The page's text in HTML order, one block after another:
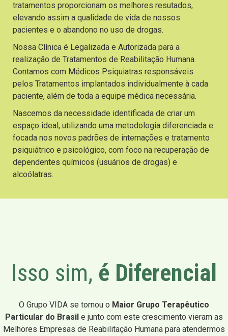
tratamentos proporcionam os melhores resutados,
elevando assim a qualidade de vida de nossos
pacientes e o abandono no uso de drogas.
Nossa Clínica é Legalizada e Autorizada para a
realização de Tratamentos de Reabilitação Humana.
Contamos com Médicos Psiquiatras responsáveis
pelos Tratamentos implantados individualmente à cada
paciente, além de toda a equipe médica necessária.
Nascemos da necessidade identificada de criar um
espaço ideal, utilizando uma metodologia diferenciada e
focada nos novos padrões de internações e tratamento
psiquiátrico e psicológico, com foco na recuperação de
dependentes químicos (usuários de drogas) e
alcoólatras.
Isso sim, é Diferencial
O Grupo VIDA se tornou o Maior Grupo Terapêutico
Particular do Brasil e junto com este crescimento vieram as
Melhores Empresas de Reabilitação Humana para atendermos